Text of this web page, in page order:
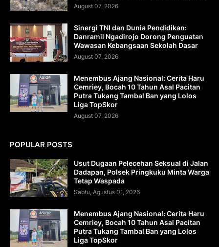
August 07, 2026
Sinergi TNI dan Dunia Pendidikan:
Danramil Ngadirojo Dorong Penguatan
Wawasan Kebangsaan Sekolah Dasar
August 07, 2026
Menembus Ajang Nasional: Cerita Haru
Cemriey, Bocah 10 Tahun Asal Pacitan
Putra Tukang Tambal Ban yang Lolos
Liga TopSkor
August 07, 2026
POPULAR POSTS
Usut Dugaan Pelecehan Seksual di Jalan
Dadapan, Polsek Pringkuku Minta Warga
Tetap Waspada
Sabtu, Agustus 01, 2026
Menembus Ajang Nasional: Cerita Haru
Cemriey, Bocah 10 Tahun Asal Pacitan
Putra Tukang Tambal Ban yang Lolos
Liga TopSkor